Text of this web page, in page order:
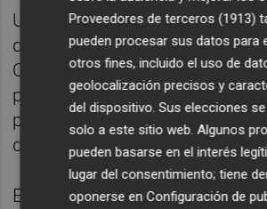
Una de las novedades de
queda relacionada con la
Open A: se retransmitirán
por internet, con tableros
podrán seguir en las
de retransmisión de ajedrez
El torneo cuenta con una
Proveedores de terceros (1913)
pueden procesar sus datos para
otros fines, incluido el uso de
geolocalización precisos y
del dispositivo. Sus elecciones
solo a este sitio web. Algunos
pueden basarse en el interés
lugar del consentimiento; tiene
oponerse enConfiguración de